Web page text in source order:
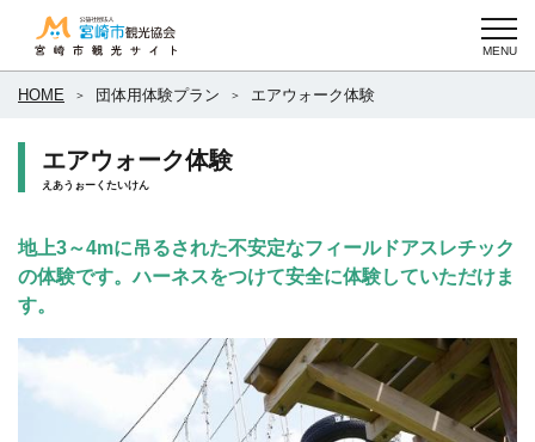
HOME 団体用体験プラン エアウォーク体験
エアウォーク体験
えあうぉーくたいけん
地上3～4mに吊るされた不安定なフィールドアスレチック
の体験です。ハーネスをつけて安全に体験していただけま
す。